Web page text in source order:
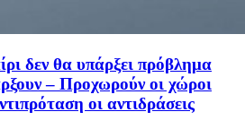
δεν θα υπάρξει πρόβλημα
– Προχωρούν οι χώροι
οι αντιδράσεις